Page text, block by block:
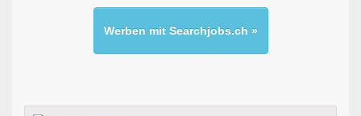
Werben mit Searchjobs.ch »